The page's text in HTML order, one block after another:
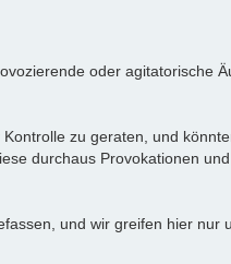
oder agitatorische
zu geraten, und
durchaus Provokationen
und wir greifen hier nur